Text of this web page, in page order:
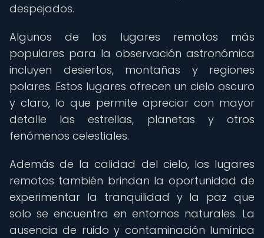
despejados.
Algunos de los lugares remotos más
populares para la observación astronómica
incluyen desiertos, montañas y regiones
polares. Estos lugares ofrecen un cielo oscuro
y claro, lo que permite apreciar con mayor
detalle las estrellas, planetas y otros
fenómenos celestiales.
Además de la calidad del cielo, los lugares
remotos también brindan la oportunidad de
experimentar la tranquilidad y la paz que
solo se encuentra en entornos naturales. La
ausencia de ruido y contaminación lumínica